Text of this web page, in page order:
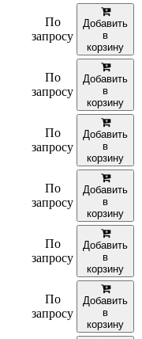
По
запросу
Добавить
в
корзину
По
запросу
Добавить
в
корзину
По
запросу
Добавить
в
корзину
По
запросу
Добавить
в
корзину
По
запросу
Добавить
в
корзину
По
запросу
Добавить
в
корзину